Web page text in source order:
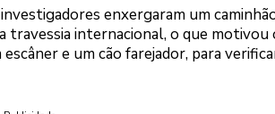
investigadores enxergaram um
travessia internacional, o que motivou
e um cão farejador, para